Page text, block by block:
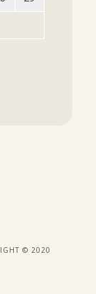
© 2020